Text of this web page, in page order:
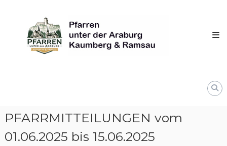
content
unter
derAraburg
Kaumberg
PFARRMITTEILUNGEN vom
01.06.2025 bis 15.06.2025